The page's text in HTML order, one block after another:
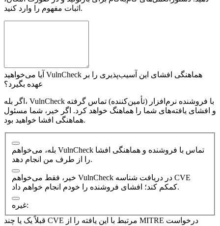
اثبات مفهوم را وارد کنید.
آیا می‌خواهید VulnCheck هماهنگی افشای این آسیب‌پذیری را بر
عهده بگیرد؟
اگر بله، VulnCheck با فروشنده نرم‌افزار (تأمین‌کننده) تماس گرفته
و افشای یافته‌های شما را هماهنگ خواهد کرد. اگر خیر، شما مسئول
هماهنگی افشا خواهید بود.
بله، می‌خواهم VulnCheck تماس با فروشنده و هماهنگی افشا
را از طرف من انجام دهد.
خیر، فقط می‌خواهم VulnCheck در دریافت شناسه CVE
کمکم کند؛ افشای فروشنده را خودم انجام خواهم داد.
غیره:
قبلاً یک یا چند CVE مرتبط با این یافته را از MITRE درخواست